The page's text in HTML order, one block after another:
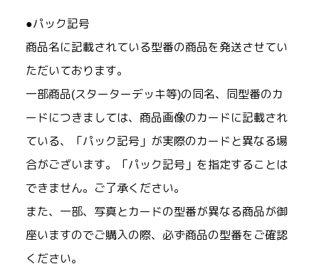
●パック記号
商品名に記載されている型番の商品を発送させてい
ただいております。
一部商品(スターターデッキ等)の同名、同型番のカ
ードにつきましては、商品画像のカードに記載され
ている、「パック記号」が実際のカードと異なる場
合がございます。「パック記号」を指定することは
できません。ご了承ください。
また、一部、写真とカードの型番が異なる商品が御
座いますのでご購入の際、必ず商品の型番をご確認
ください。